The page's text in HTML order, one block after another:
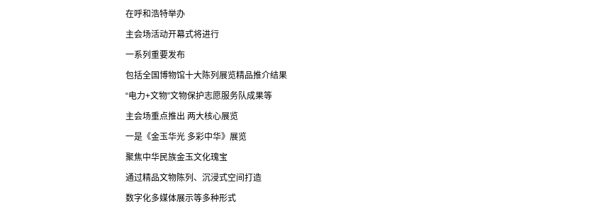
在呼和浩特举办
主会场活动开幕式将进行
一系列重要发布
包括全国博物馆十大陈列展览精品推介结果
“电力+文物”文物保护志愿服务队成果等
主会场重点推出 两大核心展览
一是《金玉华光 多彩中华》展览
聚焦中华民族金玉文化瑰宝
通过精品文物陈列、沉浸式空间打造
数字化多媒体展示等多种形式